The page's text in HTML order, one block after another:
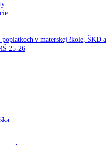
v materskej škole, ŠKD
25-26